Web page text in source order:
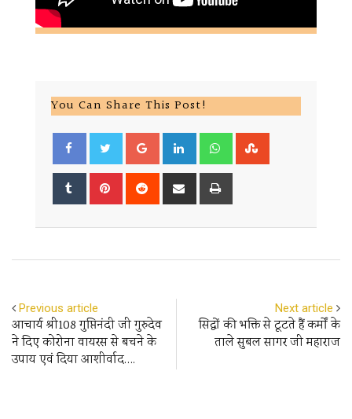
You Can Share This Post!
Google+ LinkedIn Whatsapp
Tumblr Pinterest Reddit
Share
Previous article
आचार्य श्री108 गुप्तिनंदी जी गुरुदेव
ने दिए कोरोना वायरस से बचने के
उपाय एवं दिया आशीर्वाद….
Next article
सिद्धों की भक्ति से टूटते हैं कर्मों के
ताले सुबल सागर जी महाराज